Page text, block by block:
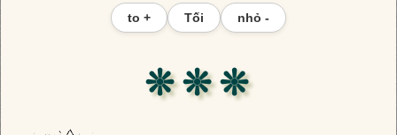
to + Tối nhỏ -
❊ ❊ ❊